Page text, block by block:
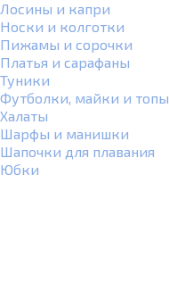
Лосины и капри
Носки и колготки
Пижамы и сорочки
Платья и сарафаны
Туники
Футболки, майки и топы
Халаты
Шарфы и манишки
Шапочки для плавания
Юбки